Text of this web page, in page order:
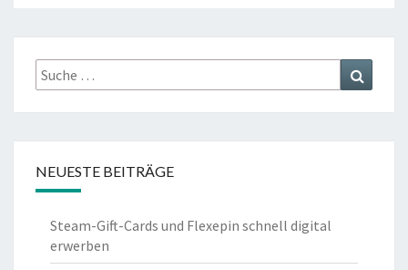
Suche
nach:
NEUESTE BEITRÄGE
Steam-Gift-Cards und Flexepin schnell digital
erwerben